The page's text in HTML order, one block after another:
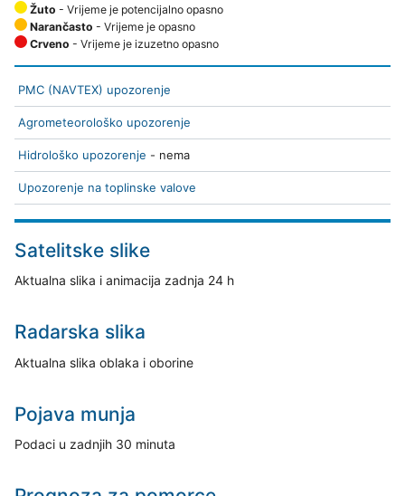
Žuto - Vrijeme je potencijalno opasno
Narančasto - Vrijeme je opasno
Crveno - Vrijeme je izuzetno opasno
PMC (NAVTEX) upozorenje
Agrometeorološko upozorenje
Hidrološko upozorenje - nema
Upozorenje na toplinske valove
Satelitske slike
Aktualna slika i animacija zadnja 24 h
Radarska slika
Aktualna slika oblaka i oborine
Pojava munja
Podaci u zadnjih 30 minuta